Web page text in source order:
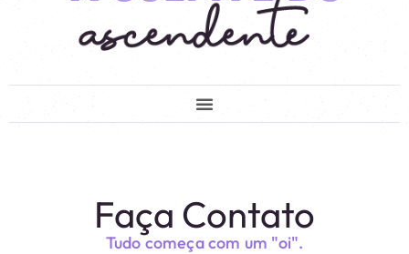
Faça Contato
Tudo começa com um "oi".